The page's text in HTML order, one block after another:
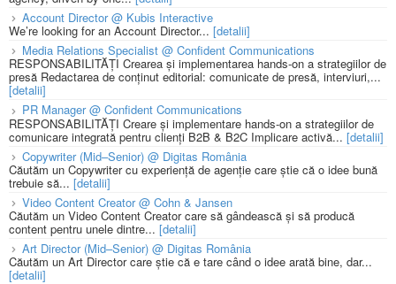
Account Director @ Kubis Interactive
We’re looking for an Account Director... [detalii]
Media Relations Specialist @ Confident Communications
RESPONSABILITĂȚI Crearea și implementarea hands-on a strategiilor de
presă Redactarea de conținut editorial: comunicate de presă, interviuri,...
[detalii]
PR Manager @ Confident Communications
RESPONSABILITĂȚI Creare și implementare hands-on a strategiilor de
comunicare integrată pentru clienți B2B & B2C Implicare activă... [detalii]
Copywriter (Mid–Senior) @ Digitas România
Căutăm un Copywriter cu experiență de agenție care știe că o idee bună
trebuie să... [detalii]
Video Content Creator @ Cohn & Jansen
Căutăm un Video Content Creator care să gândească și să producă
content pentru unele dintre... [detalii]
Art Director (Mid–Senior) @ Digitas România
Căutăm un Art Director care știe că e tare când o idee arată bine, dar...
[detalii]